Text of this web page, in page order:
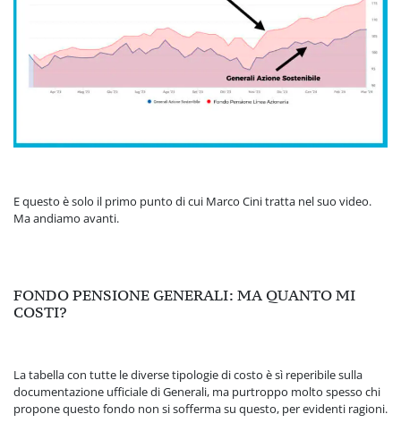
E questo è solo il primo punto di cui Marco Cini tratta nel suo video.
Ma andiamo avanti.
FONDO PENSIONE GENERALI: MA QUANTO MI
COSTI?
La tabella con tutte le diverse tipologie di costo è sì reperibile sulla
documentazione ufficiale di Generali, ma purtroppo molto spesso chi
propone questo fondo non si sofferma su questo, per evidenti ragioni.